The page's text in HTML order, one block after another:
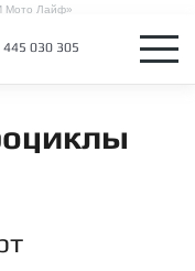
Мото Лайф»
445 030 305